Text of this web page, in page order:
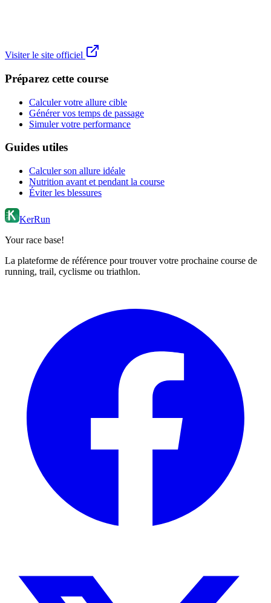
Visiter le site officiel
Préparez cette course
Calculer votre allure cible
Générer vos temps de passage
Simuler votre performance
Guides utiles
Calculer son allure idéale
Nutrition avant et pendant la course
Éviter les blessures
KerRun
Your race base!
La plateforme de référence pour trouver votre prochaine course de
running, trail, cyclisme ou triathlon.